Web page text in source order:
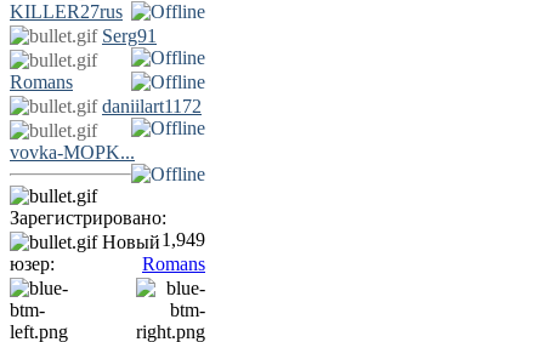
KILLER27rus
Serg91
Romans
daniilart1172
vovka-MOPK...
Зарегистрировано:
1,949
Новый
юзер:
Romans